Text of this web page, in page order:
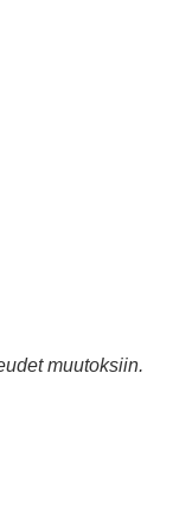
muutoksiin.